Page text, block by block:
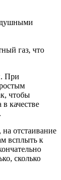
газ, что
При
чтобы
качестве
отстаивание
всплыть к
сколько